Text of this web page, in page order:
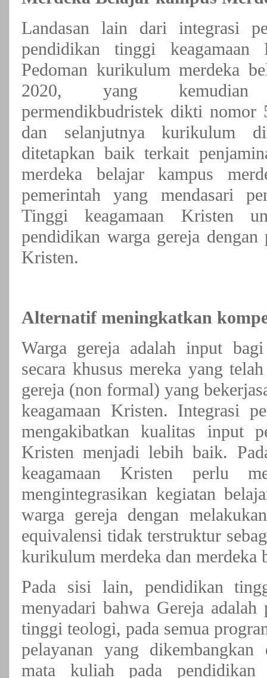
Landasan lain dari integrasi
pendidikan tinggi
Pedoman kurikulum merdeka
2020, yang kemudian
permendikbudristek dikti nomor
dan selanjutnya kurikulum
ditetapkan baik terkait
merdeka belajar kampus
pemerintah yang mendasari
Tinggi keagamaan Kristen
pendidikan warga gereja
Kristen.
Alternatif meningkatkan
Warga gereja adalah input
secara khusus mereka yang
gereja (non formal) yang
keagamaan Kristen. Integrasi
mengakibatkan kualitas input
Kristen menjadi lebih baik.
keagamaan Kristen perlu
mengintegrasikan kegiatan
warga gereja dengan
equivalensi tidak terstruktur
kurikulum merdeka dan merdeka
Pada sisi lain, pendidikan
menyadari bahwa Gereja
tinggi teologi, pada semua
pelayanan yang
mata kuliah pada pendidikan